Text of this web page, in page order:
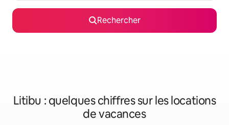
Rechercher
Litibu : quelques chiffres sur les locations
de vacances